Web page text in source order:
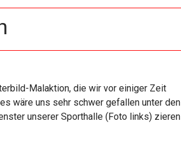
Malaktion, die wir vor einiger Zeit
wäre uns sehr schwer gefallen unter den
unserer Sporthalle (Foto links) zieren